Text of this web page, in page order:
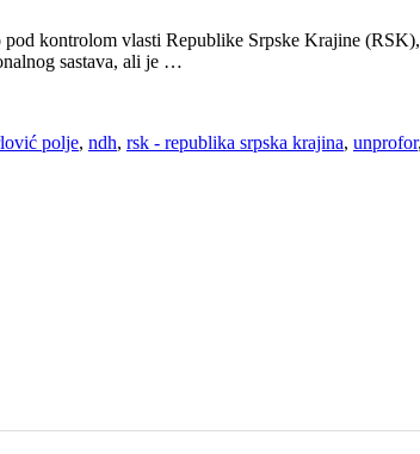
kontrolom vlasti Republike Srpske Krajine
sastava, ali je …
polje, ndh, rsk - republika srpska krajina, unprofor,